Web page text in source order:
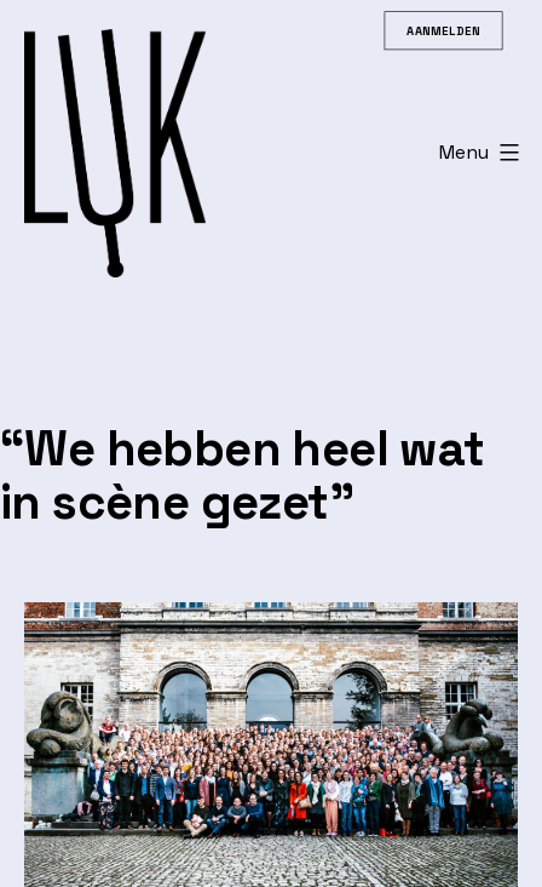
inhoud
Menu
“We hebben heel wat
in scène gezet”
AANMELDEN